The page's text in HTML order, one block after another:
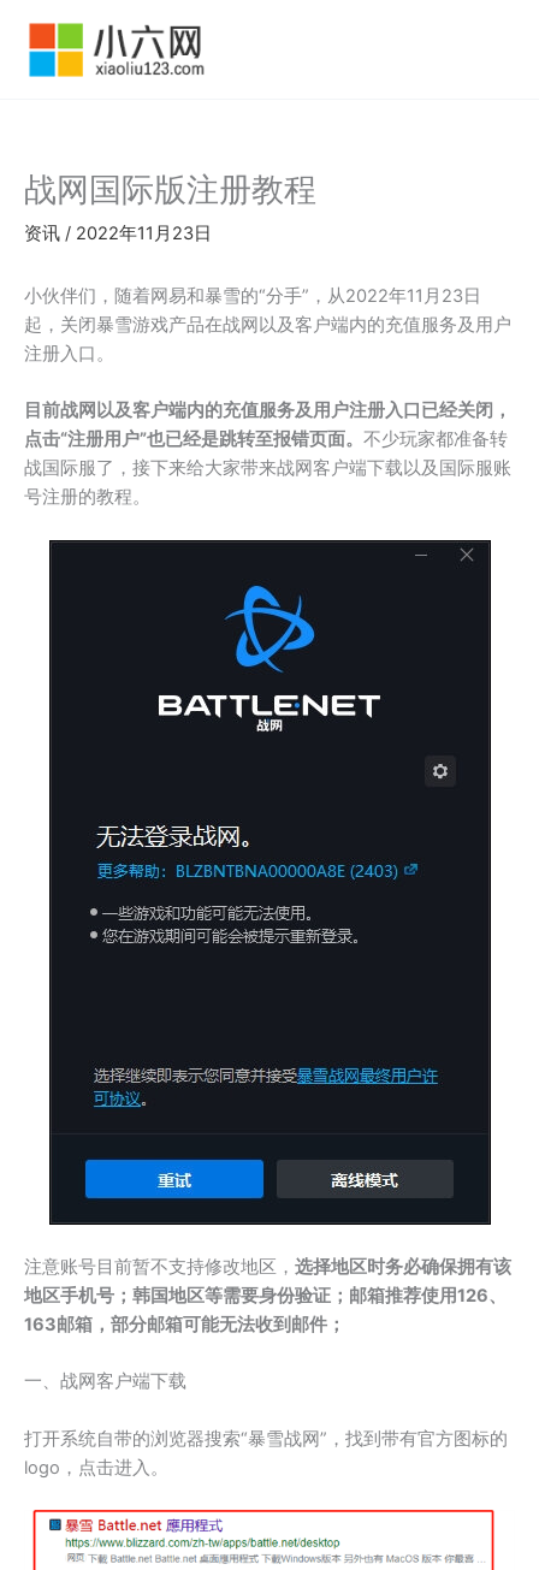
战网国际版注册教程
资讯 / 2022年11月23日
小伙伴们，随着网易和暴雪的“分手”，从2022年11月23日
起，关闭暴雪游戏产品在战网以及客户端内的充值服务及用户
注册入口。
目前战网以及客户端内的充值服务及用户注册入口已经关闭，
点击“注册用户”也已经是跳转至报错页面。 不少玩家都准备转
战国际服了，接下来给大家带来战网客户端下载以及国际服账
号注册的教程。
注意账号目前暂不支持修改地区， 选择地区时务必确保拥有该
地区手机号；韩国地区等需要身份验证；邮箱推荐使用126、
163邮箱，部分邮箱可能无法收到邮件；
一、战网客户端下载
打开系统自带的浏览器搜索“暴雪战网”，找到带有官方图标的
logo，点击进入。